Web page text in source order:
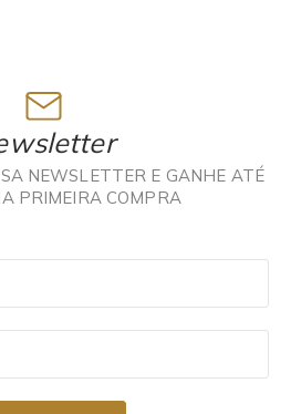
NEWSLETTER E GANHE ATÉ
PRIMEIRA COMPRA